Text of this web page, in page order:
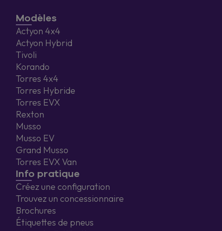
Modèles
Actyon 4x4
Actyon Hybrid
Tivoli
Korando
Torres 4x4
Torres Hybride
Torres EVX
Rexton
Musso
Musso EV
Grand Musso
Torres EVX Van
Info pratique
Créez une configuration
Trouvez un concessionnaire
Brochures
Étiquettes de pneus